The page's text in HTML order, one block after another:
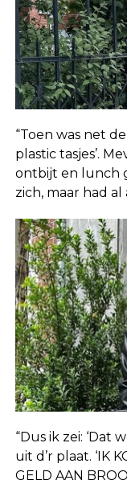
“Toen was net
plastic tasjes’.
ontbijt en lunch
zich, maar had
“Dus ik zei: ‘Dat
uit d’r plaat. ‘IK
GELD AAN